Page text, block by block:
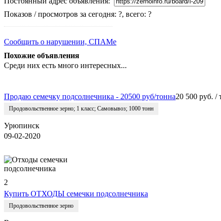
Показов / просмотров за сегодня: ?, всего: ?
Сообщить о нарушении, СПАМе
Похожие объявления
Среди них есть много интересных...
Продаю семечку подсолнечника - 20500 руб/тонна20 500 руб. /
Продовольственное зерно; 1 класс; Самовывоз; 1000 тонн
Урюпинск
09-02-2020
2
Купить ОТХОДЫ семечки подсолнечника
Продовольственное зерно